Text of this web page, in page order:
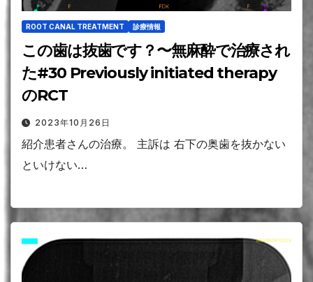
ROOT CANAL TREATMENT 診療情報
この歯は抜歯です？〜無麻酔で治療され
た#30 Previously initiated therapy
のRCT
2023年10月26日
紹介患者さんの治療。 主訴は 右下の奥歯を抜かない
といけない…